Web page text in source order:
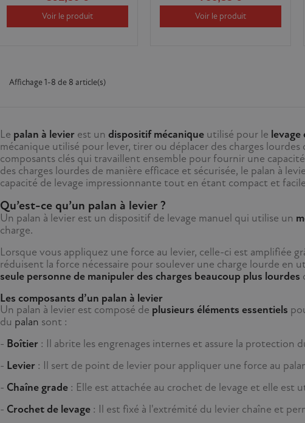
Voir le produit Voir le produit
Affichage 1-8 de 8 article(s)
Le palan à levier est un dispositif mécanique utilisé pour le levage
mécanique utilisé pour lever, tirer ou déplacer des charges
composants clés qui travaillent ensemble pour fournir une
des charges lourdes de manière efficace et sécurisée, le palan à
capacité de levage impressionnante tout en étant compact et
Qu’est-ce qu’un palan à levier ?
Un palan à levier est un dispositif de levage manuel qui utilise un
charge.
Lorsque vous appliquez une force au levier, celle-ci est amplifiée
réduisent la force nécessaire pour soulever une charge lourde en
seule personne de manipuler des charges beaucoup plus lourdes
Les composants d’un palan à levier
Un palan à levier est composé de plusieurs éléments essentiels
du palan sont :
- Boîtier : Il abrite les engrenages internes et assure la protection
- Levier : Il sert de point de levier pour appliquer une force au
- Chaîne grade : Elle est attachée au crochet de levage et elle est
- Crochet de levage : Il est fixé à l'extrémité du levier chaîne et